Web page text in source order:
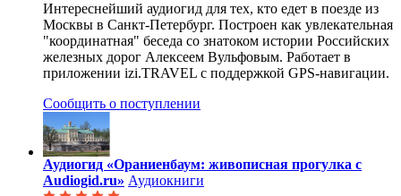
Интереснейший аудиогид для тех, кто едет в поезде из
Москвы в Санкт-Петербург. Построен как увлекательная
"координатная" беседа со знатоком истории Российских
железных дорог Алексеем Вульфовым. Работает в
приложении izi.TRAVEL с поддержкой GPS-навигации.
Сообщить о поступлении
Аудиогид «Ораниенбаум: живописная прогулка с
Audiogid.ru» Аудиокниги